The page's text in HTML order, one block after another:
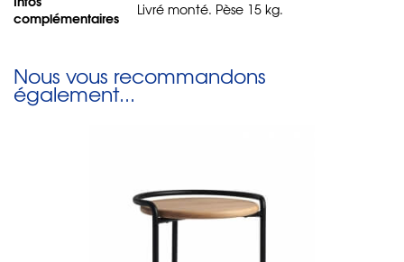
complémentaires
Livré monté. Pèse 15 kg.
Nous vous recommandons
également...